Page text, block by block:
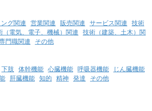
グ関連 営業関連 販売関連 サービス関連
技術
（電気、電子、機械）関連
技術（建築、土木）関
門職関連 その他
下肢 体幹機能 心臓機能 呼吸器機能
じん臓機能
肝臓機能 知的 精神 発達 その他